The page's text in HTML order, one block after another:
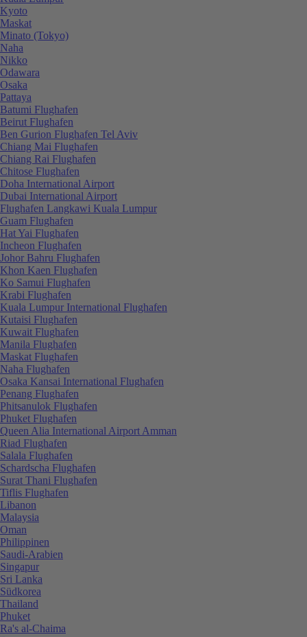
Kyoto
Maskat
Minato (Tokyo)
Naha
Nikko
Odawara
Osaka
Pattaya
Batumi Flughafen
Beirut Flughafen
Ben Gurion Flughafen Tel Aviv
Chiang Mai Flughafen
Chiang Rai Flughafen
Chitose Flughafen
Doha International Airport
Dubai International Airport
Flughafen Langkawi Kuala Lumpur
Guam Flughafen
Hat Yai Flughafen
Incheon Flughafen
Johor Bahru Flughafen
Khon Kaen Flughafen
Ko Samui Flughafen
Krabi Flughafen
Kuala Lumpur International Flughafen
Kutaisi Flughafen
Kuwait Flughafen
Manila Flughafen
Maskat Flughafen
Naha Flughafen
Osaka Kansai International Flughafen
Penang Flughafen
Phitsanulok Flughafen
Phuket Flughafen
Queen Alia International Airport Amman
Riad Flughafen
Salala Flughafen
Schardscha Flughafen
Surat Thani Flughafen
Tiflis Flughafen
Libanon
Malaysia
Oman
Philippinen
Saudi-Arabien
Singapur
Sri Lanka
Südkorea
Thailand
Phuket
Ra's al-Chaima